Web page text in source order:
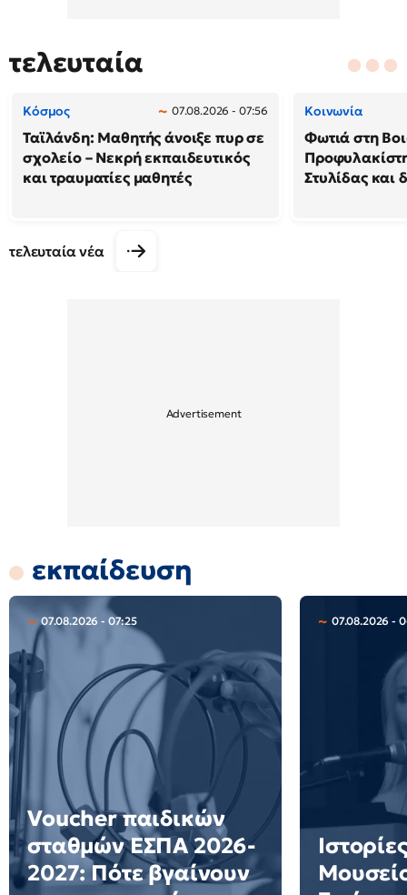
τελευταία
Κόσμος 07.08.2026 - 07:56
Ταϊλάνδη: Μαθητής άνοιξε πυρ σε
σχολείο – Νεκρή εκπαιδευτικός
και τραυματίες μαθητές
Κοινωνία
Φωτιά στη
Στυλίδας και
τελευταία νέα
εκπαίδευση
07.08.2026 - 07:25
Voucher παιδικών
σταθμών ΕΣΠΑ 2026-
2027: Πότε βγαίνουν
07.08.2026 -